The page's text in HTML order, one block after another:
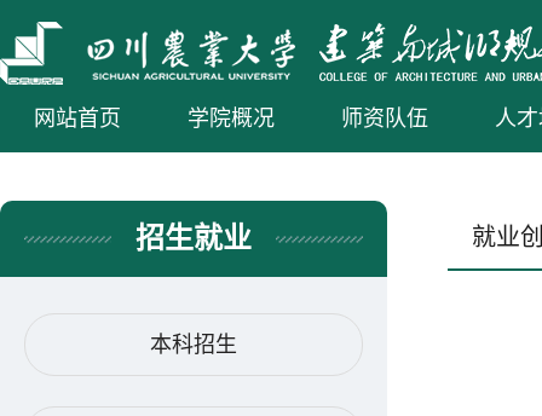
网站首页 学院概况 师资队伍 人
招生就业
本科招生
就业